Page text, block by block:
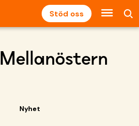
Stöd oss
Mellanöstern
Nyhet